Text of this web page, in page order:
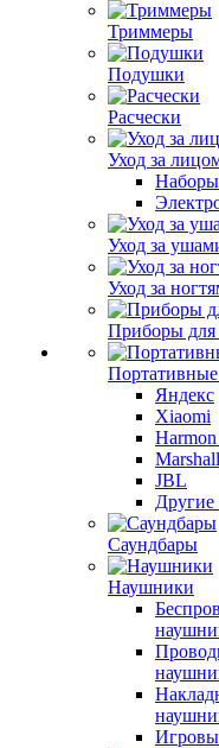
Триммеры
Подушки
Расчески
Уход за
Наборы
Уход за
Уход за
Приборы для
Яндекс
Xiaomi
Marshall
JBL
Саундбары
Наушники